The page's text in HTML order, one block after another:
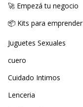
🚀 Empezá tu negocio
📦 Kits para emprender
Juguetes Sexuales
cuero
Cuidado Intimos
Lenceria